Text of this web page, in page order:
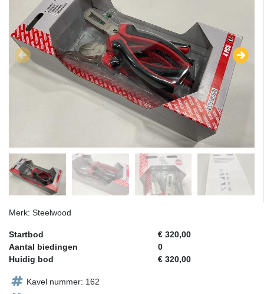
Merk: Steelwood
Startbod
€ 320,00
Aantal biedingen
0
Huidig bod
€ 320,00
Kavel nummer: 162